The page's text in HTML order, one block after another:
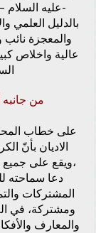
-عليه السلام
بالدليل العلمي
والمعجزة
عالية واخلاص
من جانبه
على خطاب
الاديان بأنّ
،ويقع على جميع
دعا سماحته
المشتركات
ومشتركة، في
والمعارف